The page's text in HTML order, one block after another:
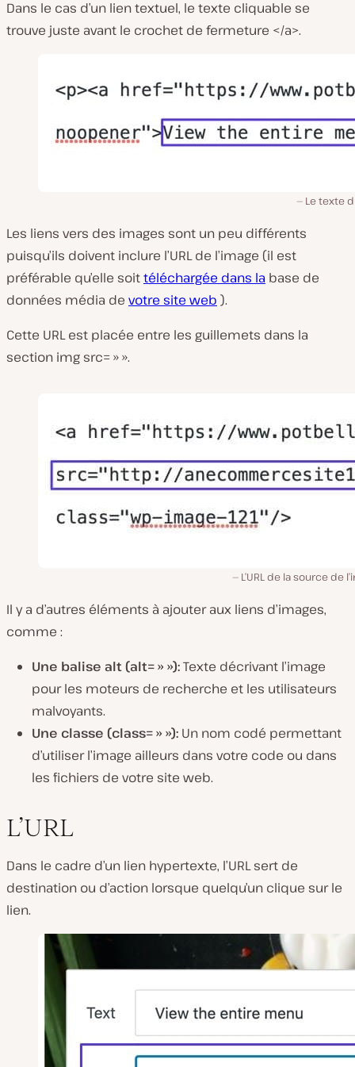
Dans le cas d’un lien textuel, le texte cliquable se
trouve juste avant le crochet de fermeture </a>.
Le texte
Les liens vers des images sont un peu différents
puisqu’ils doivent inclure l’URL de l’image (il est
préférable qu’elle soittéléchargée dans la base de
données média de votre site web ).
Cette URL est placée entre les guillemets dans la
section img src= » ».
L’URL de la source de
Il y a d’autres éléments à ajouter aux liens d’images,
comme :
Une balise alt (alt= » »):Texte décrivant l’image
pour les moteurs de recherche et les utilisateurs
malvoyants.
Une classe (class= » »): Un nom codé permettant
d’utiliser l’image ailleurs dans votre code ou dans
les fichiers de votre site web.
L’URL
Dans le cadre d’un lien hypertexte, l’URL sert de
destination ou d’action lorsque quelqu’un clique sur le
lien.